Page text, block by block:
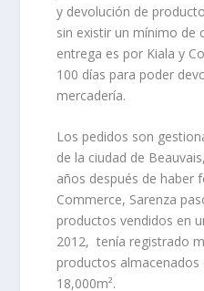
y devolución de
sin existir un mínimo de
entrega es por Kiala y
100 días para poder
mercadería.
Los pedidos son
de la ciudad de
años después de haber
Commerce, Sarenza
productos vendidos en
2012, tenía registrado
productos almacenados
18,000m².